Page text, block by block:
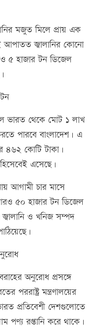
মজুত মিলে প্রায় এক
আপাতত জ্বালানির কোনো
৫ হাজার টন ডিজেল
ভারত থেকে মোট ১ লাখ
পারবে বাংলাদেশ। এ
৪৬২ কোটি টাকা।
এসেছে।
আগামী চার মাসে
৫০ হাজার টন ডিজেল
জ্বালানি ও খনিজ সম্পদ
অনুরোধ প্রসঙ্গে
পররাষ্ট্র মন্ত্রণালয়ের
প্রতিবেশী দেশগুলোতে
পণ্য রপ্তানি করে থাকে।